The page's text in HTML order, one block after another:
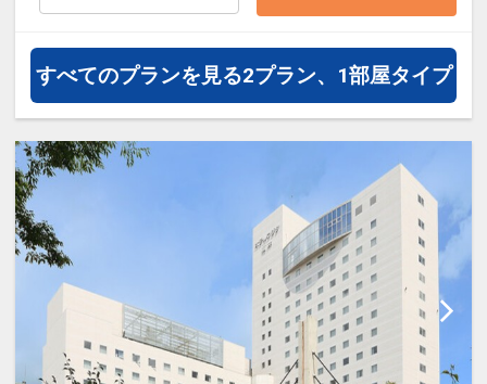
すべてのプランを見る2プラン、1部屋タイプ